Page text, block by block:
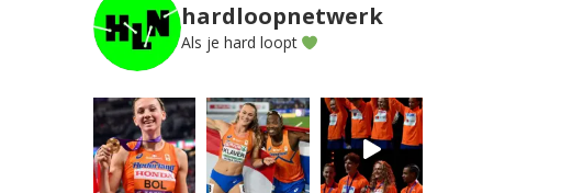
hardloopnetwerk
Als je hard loopt